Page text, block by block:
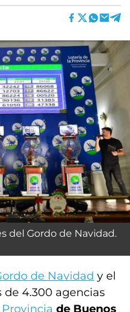
del Gordo de Navidad.
de Navidad y el
de 4.300 agencias
de Buenos